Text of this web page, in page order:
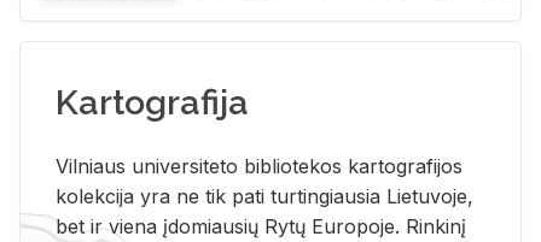
Kartografija
Vil­niaus uni­ver­si­te­to bi­b­lio­te­kos kar­to­gra­fi­jos
ko­lek­ci­ja yra ne tik pati tur­tin­giau­sia Lie­tu­vo­je,
bet ir vie­na įdo­miau­sių Rytų Eu­ro­po­je. Rin­ki­nį